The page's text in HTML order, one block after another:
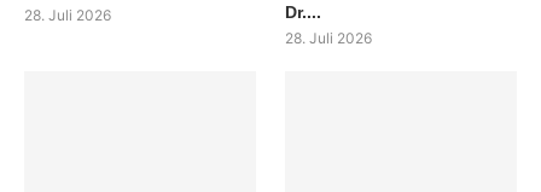
28. Juli 2026
Dr....
28. Juli 2026